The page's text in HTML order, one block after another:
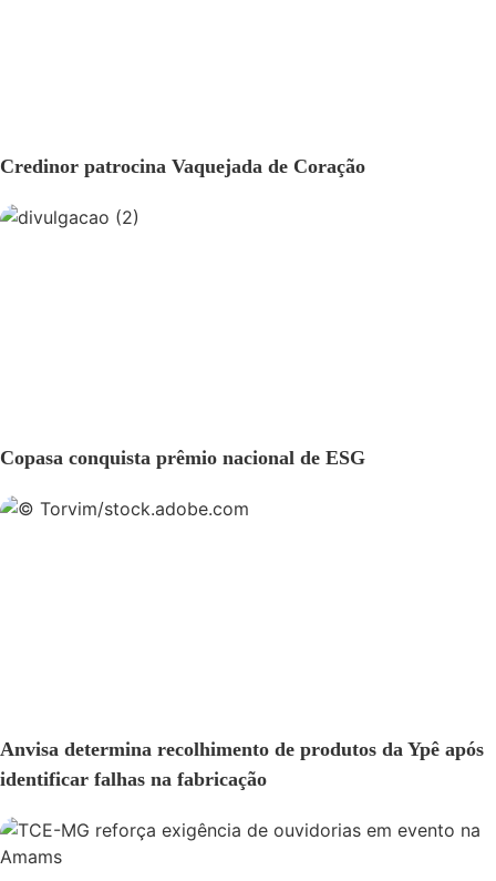
Credinor patrocina Vaquejada de Coração
Copasa conquista prêmio nacional de ESG
Anvisa determina recolhimento de produtos da Ypê após
identificar falhas na fabricação